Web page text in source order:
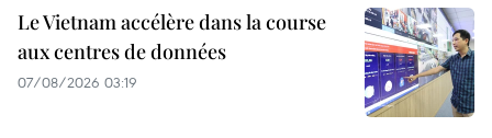
Le Vietnam accélère dans la course
aux centres de données
07/08/2026 03:19